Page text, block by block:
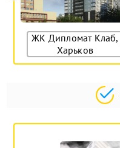
ЖК Дипломат Клаб,
Харьков